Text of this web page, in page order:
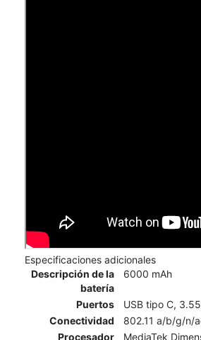
Especificaciones adicionales
Descripción de la
batería
6000 mAh
Puertos
USB tipo C,
Conectividad
802.11 a/b/g/n/
Procesador
MediaTek